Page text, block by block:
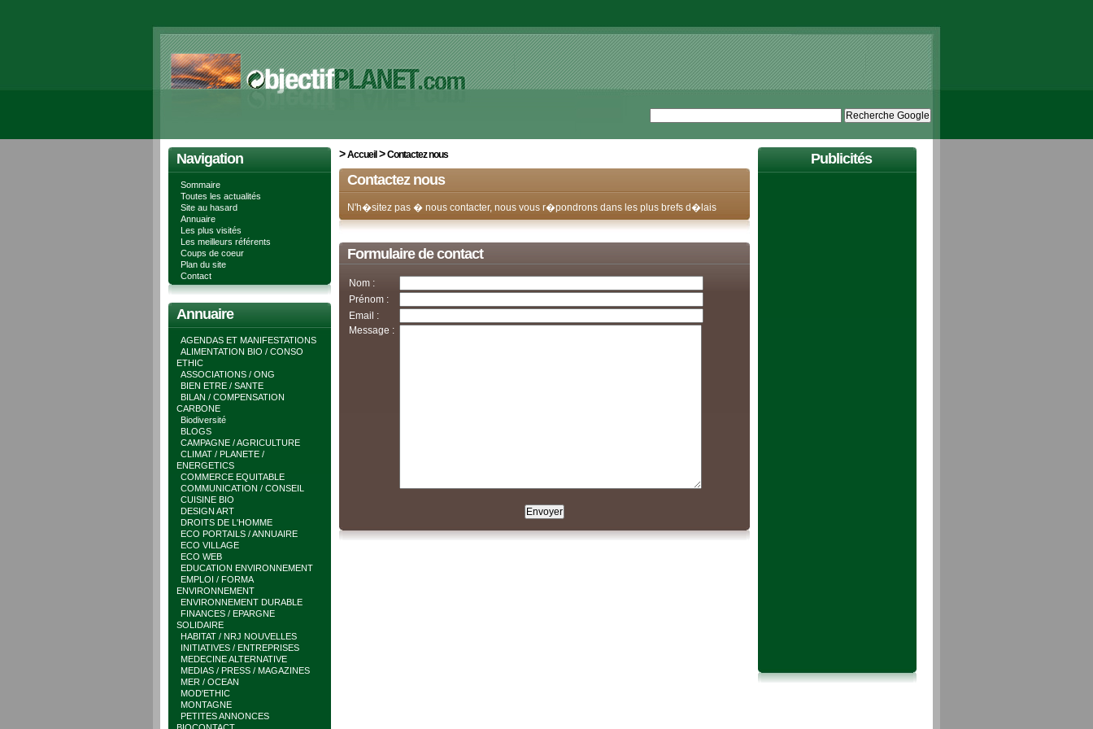
Navigation
Sommaire
Toutes les actualités
Site au hasard
Annuaire
Les plus visités
Les meilleurs référents
Coups de coeur
Plan du site
Contact
Annuaire
AGENDAS ET MANIFESTATIONS
ALIMENTATION BIO / CONSO
ETHIC
ASSOCIATIONS / ONG
BIEN ETRE / SANTE
BILAN / COMPENSATION
CARBONE
Biodiversité
BLOGS
CAMPAGNE / AGRICULTURE
CLIMAT / PLANETE /
ENERGETICS
COMMERCE EQUITABLE
COMMUNICATION / CONSEIL
CUISINE BIO
DESIGN ART
DROITS DE L'HOMME
ECO PORTAILS / ANNUAIRE
ECO VILLAGE
ECO WEB
EDUCATION ENVIRONNEMENT
EMPLOI / FORMA
ENVIRONNEMENT
ENVIRONNEMENT DURABLE
FINANCES / EPARGNE
SOLIDAIRE
HABITAT / NRJ NOUVELLES
INITIATIVES / ENTREPRISES
MEDECINE ALTERNATIVE
MEDIAS / PRESS / MAGAZINES
MER / OCEAN
MOD'ETHIC
MONTAGNE
PETITES ANNONCES
>Accueil>Contactez nous
Contactez nous
N'h�sitez pas � nous contacter, nous vous r�pondrons dans les plus brefs d�lais
Formulaire de contact
Nom :
Prénom :
Email :
Message :
Publicités